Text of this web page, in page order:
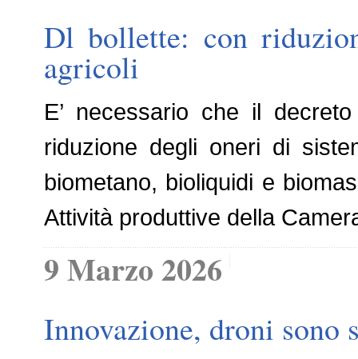
Dl bollette: con
agricoli
E’ necessario che il
riduzione degli oneri di
biometano, bioliquidi e
Attività produttive della
9 Marzo 2026
Innovazione, droni sono